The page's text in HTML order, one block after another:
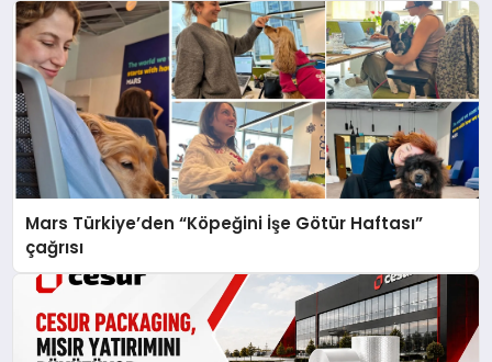
Mars Türkiye’den “Köpeğini İşe Götür Haftası”
çağrısı